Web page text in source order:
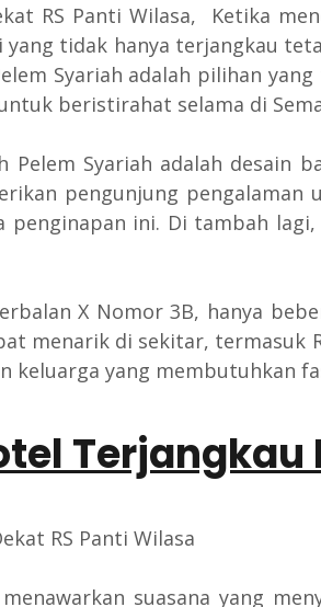
RS Panti Wilasa, Ketika
tidak hanya terjangkau
Syariah adalah pilihan
beristirahat selama di
Syariah adalah desain
pengunjung
penginapan ini. Di tambah
X Nomor 3B, hanya
menarik di sekitar, termasuk
keluarga yang membutuhkan
Terjangkau
suasana yang